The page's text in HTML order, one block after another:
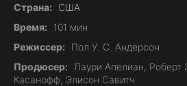
Страна:
США
Время:
101 мин
Режиссер:
Пол У. С. Андерсон
Продюсер:
Лаури Апелиан, Роберт
Касанофф, Элисон Савитч